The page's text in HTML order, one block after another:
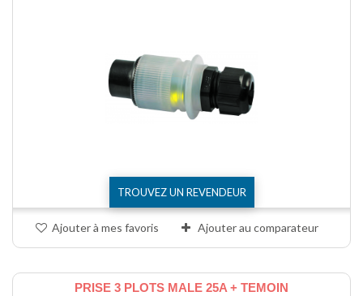
TROUVEZ UN REVENDEUR
Ajouter à mes favoris Ajouter au comparateur
PRISE 3 PLOTS MALE 25A + TEMOIN